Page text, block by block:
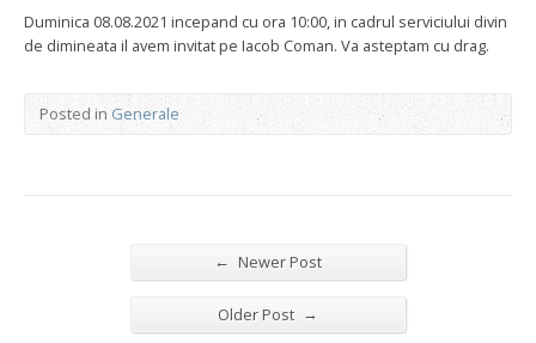
Duminica 08.08.2021 incepand cu ora 10:00, in cadrul serviciului divin
de dimineata il avem invitat pe Iacob Coman. Va asteptam cu drag.
Posted in Generale
← Newer Post
Older Post →